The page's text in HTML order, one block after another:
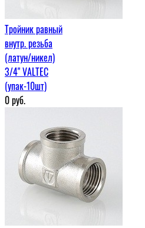
Тройник равный
внутр. резьба
(латун/никел)
3/4" VALTEC
(упак-10шт)
0руб.